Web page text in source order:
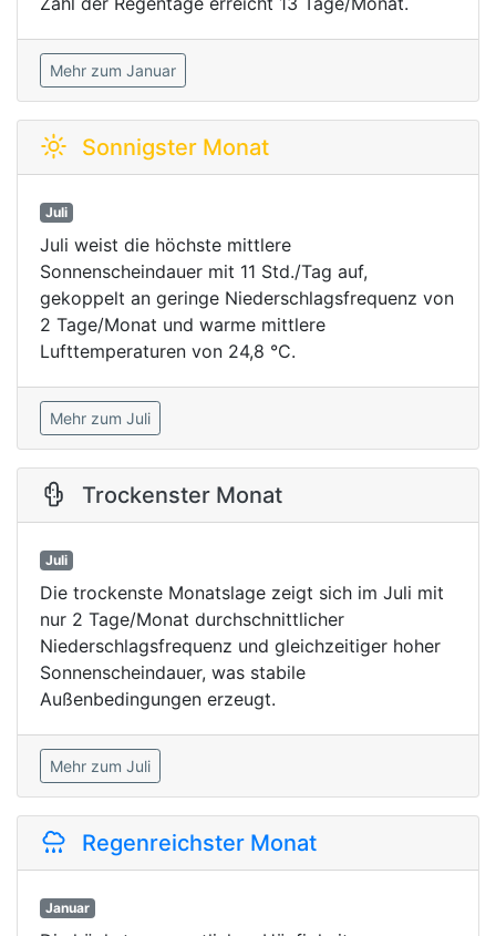
Mehr zum Januar
Sonnigster Monat
Juli
Juli weist die höchste mittlere
Sonnenscheindauer mit 11 Std./Tag auf,
gekoppelt an geringe Niederschlagsfrequenz von
2 Tage/Monat und warme mittlere
Lufttemperaturen von 24,8 °C.
Mehr zum Juli
Trockenster Monat
Juli
Die trockenste Monatslage zeigt sich im Juli mit
nur 2 Tage/Monat durchschnittlicher
Niederschlagsfrequenz und gleichzeitiger hoher
Sonnenscheindauer, was stabile
Außenbedingungen erzeugt.
Mehr zum Juli
Regenreichster Monat
Januar